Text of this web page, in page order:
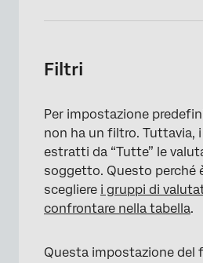
Filtri
Per impostazione
non ha un filtro. Tuttavia,
estratti da “Tutte” le
soggetto. Questo perché
scegliere i gruppi di
confrontare nella tabella.
Questa impostazione del